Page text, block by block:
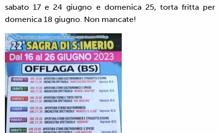
sabato 17 e 24 giugno e domenica 25, torta fritta per
domenica 18 giugno. Non mancate!